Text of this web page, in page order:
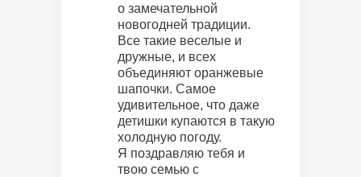
о замечательной
новогодней традиции.
Все такие веселые и
дружные, и всех
объединяют оранжевые
шапочки. Самое
удивительное, что даже
детишки купаются в такую
холодную погоду.
Я поздравляю тебя и
твою семью с